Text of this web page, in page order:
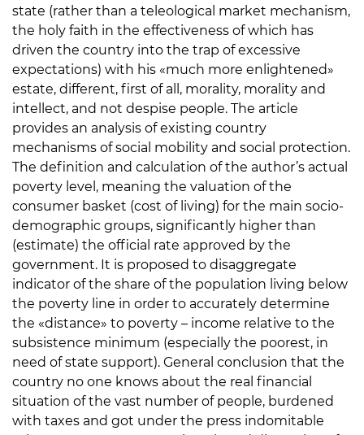
state (rather than a teleological market mechanism,
the holy faith in the effectiveness of which has
driven the country into the trap of excessive
expectations) with his «much more enlightened»
estate, different, first of all, morality, morality and
intellect, and not despise people. The article
provides an analysis of existing country
mechanisms of social mobility and social protection.
The definition and calculation of the author’s actual
poverty level, meaning the valuation of the
consumer basket (cost of living) for the main socio-
demographic groups, significantly higher than
(estimate) the official rate approved by the
government. It is proposed to disaggregate
indicator of the share of the population living below
the poverty line in order to accurately determine
the «distance» to poverty – income relative to the
subsistence minimum (especially the poorest, in
need of state support). General conclusion that the
country no one knows about the real financial
situation of the vast number of people, burdened
with taxes and got under the press indomitable